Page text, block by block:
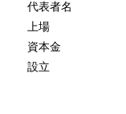
代表者名
上場
資本金
設立